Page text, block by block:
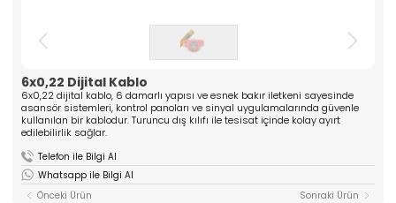
Kurumsal
» Hakkımızda
» Vizyon, Misyon
üreticidir. Mühendislik tecrübesiyle güven veren
çözümler sunar.
» Halat Şişesi Grubu
» Konsol Grubu
» Yedek Parçalar
» Tüm Kategoriler
İhracat & Lojistik
Haberler
Kariyer
İletişim
6x0,22 Dijital Kablo
6x0,22 dijital kablo, 6 damarlı yapısı ve esnek bakır iletkeni sayesinde
asansör sistemleri, kontrol panoları ve sinyal uygulamalarında güvenle
kullanılan bir kablodur. Turuncu dış kılıfı ile tesisat içinde kolay ayırt
edilebilirlik sağlar.
Telefon ile Bilgi Al
Whatsapp ile Bilgi Al
Önceki Ürün
Sonraki Ürün